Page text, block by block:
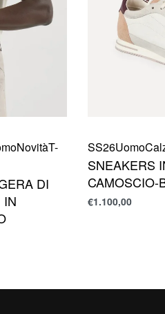
NovitàT-
DI
IN
SS26Uomo
SNEAKERS
CAMOSCIO-
€1.100,00